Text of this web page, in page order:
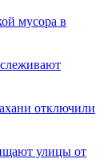
мусора в
отключили
улицы от